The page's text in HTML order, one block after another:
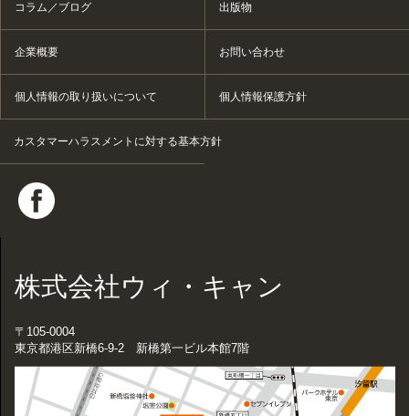
コラム／ブログ 出版物
企業概要 お問い合わせ
個人情報の取り扱いについて 個人情報保護方針
カスタマーハラスメントに対する基本方針
株式会社ウィ・キャン
〒105-0004
東京都港区新橋6-9-2 新橋第一ビル本館7階